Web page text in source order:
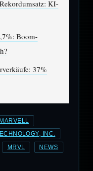
KI-
Boom-
37%
MARVELL
INC.
MRVL NEWS